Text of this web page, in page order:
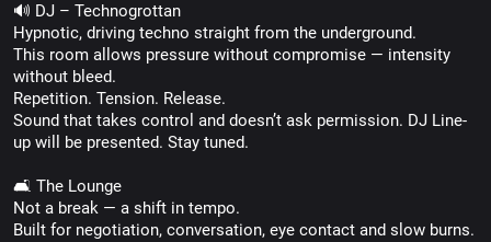
🔊 DJ – Technogrottan
Hypnotic, driving techno straight from the underground.
This room allows pressure without compromise — intensity
without bleed.
Repetition. Tension. Release.
Sound that takes control and doesn’t ask permission. DJ Line-
up will be presented. Stay tuned.
🛋 The Lounge
Not a break — a shift in tempo.
Built for negotiation, conversation, eye contact and slow burns.